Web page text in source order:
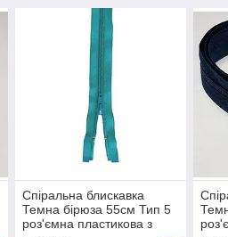
Спіральна блискавка
Темна бірюза 55см Тип 5
роз'ємна пластикова з